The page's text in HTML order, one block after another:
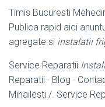
Timis Bucuresti
Publica rapid aici
agregate si instalatii
Service Reparatii
Reparatii · Blog ·
Mihailesti /. Service